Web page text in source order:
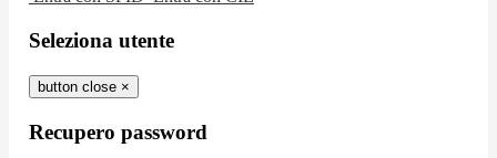
Seleziona utente
button close ×
Recupero password